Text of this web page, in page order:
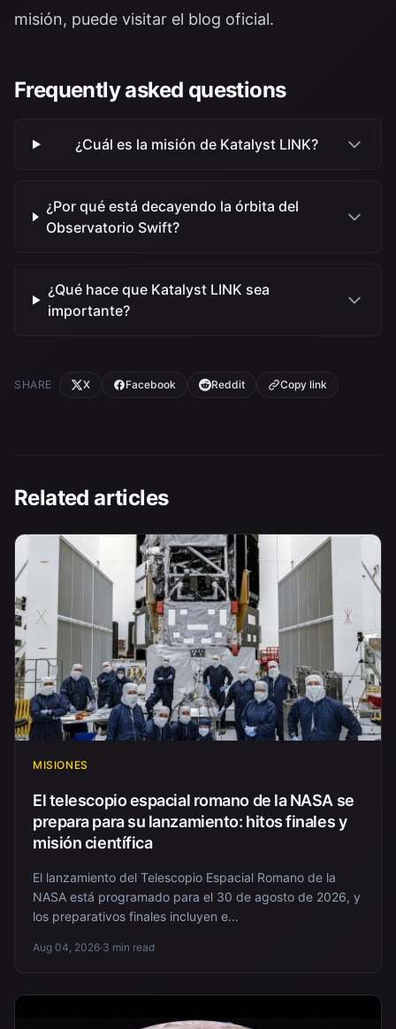
misión, puede visitar el blog oficial.
Frequently asked questions
¿Cuál es la misión de Katalyst LINK?
¿Por qué está decayendo la órbita del
Observatorio Swift?
¿Qué hace que Katalyst LINK sea
importante?
SHARE X Facebook Reddit Copy link
Related articles
MISIONES
El telescopio espacial romano de la NASA se
prepara para su lanzamiento: hitos finales y
misión científica
El lanzamiento del Telescopio Espacial Romano de la
NASA está programado para el 30 de agosto de 2026, y
los preparativos finales incluyen e...
Aug 04, 2026·3 min read